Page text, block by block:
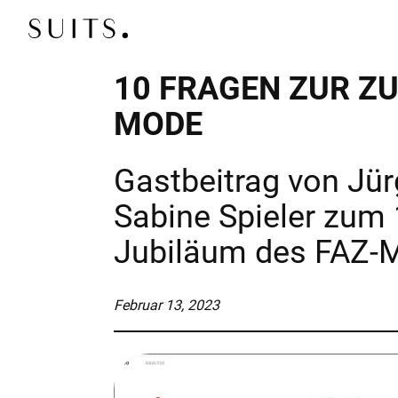
UNTERNEHMEN
Wir finden die Top-Entscheider für Sie!
CONNECT
Sie suchen eine schnelle, gute Lösung für
BOARD SEARCH
10 FRAGEN ZUR
MODE
Gastbeitrag von
Sabine Spieler zum
Jubiläum des FAZ-
Februar 13, 2023